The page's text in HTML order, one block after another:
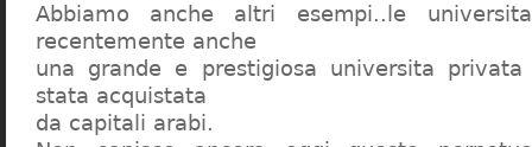
Abbiamo anche altri esempi..le
recentemente anche
una grande e prestigiosa universita
stata acquistata
da capitali arabi.